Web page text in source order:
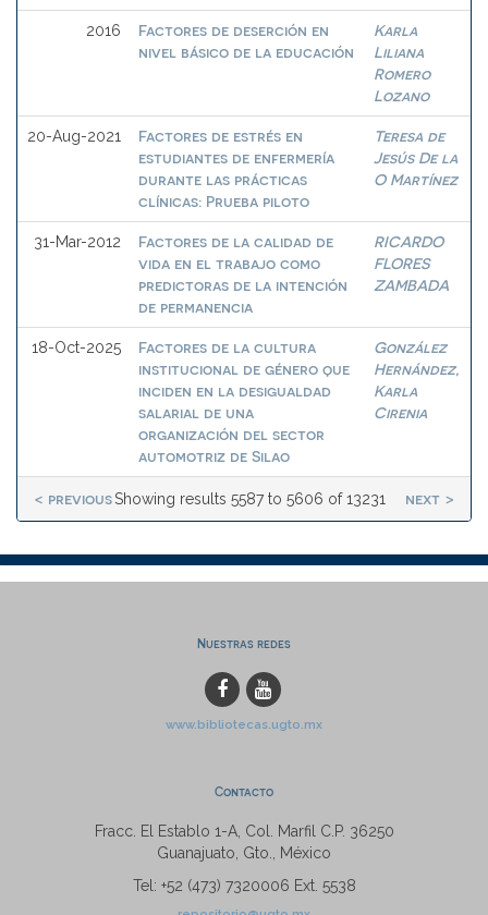
2016
Factores de deserción en
nivel básico de la educación
Karla
Liliana
Romero
Lozano
20-Aug-2021
Factores de estrés en
estudiantes de enfermería
durante las prácticas
clínicas: Prueba piloto
Teresa de
Jesús De la
O Martínez
31-Mar-2012
Factores de la calidad de
vida en el trabajo como
predictoras de la intención
de permanencia
RICARDO
FLORES
ZAMBADA
18-Oct-2025
Factores de la cultura
institucional de género que
inciden en la desigualdad
salarial de una
organización del sector
automotriz de Silao
González
Hernández,
Karla
Cirenia
Showing results 5587 to 5606 of 13231
< previous next >
Nuestras redes
www.bibliotecas.ugto.mx
Contacto
Fracc. El Establo 1-A, Col. Marfil C.P. 36250
Guanajuato, Gto., México
Tel: +52 (473) 7320006 Ext. 5538